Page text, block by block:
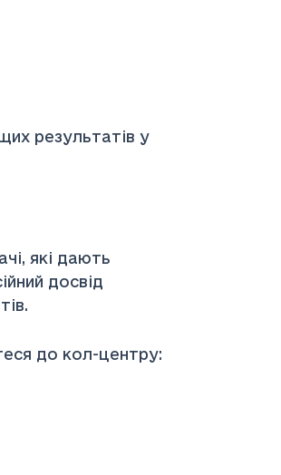
результатів у
які дають
досвід
до кол-центру: